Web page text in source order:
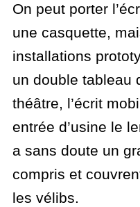
On peut porter
une casquette,
installations
un double tableau
théâtre, l’écrit
entrée d’usine le
a sans doute un
compris et
les vélibs.